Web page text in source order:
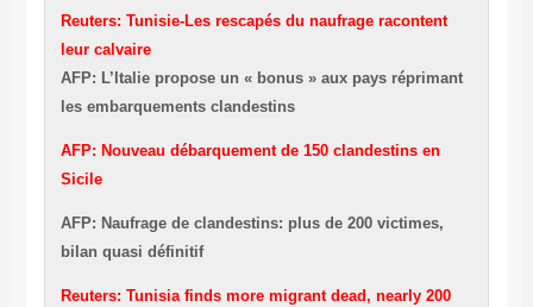
Reuters: Tunisie-Les rescapés du naufrage racontent
leur calvaire
AFP: L’Italie propose un « bonus » aux pays réprimant
les embarquements clandestins
AFP: Nouveau débarquement de 150 clandestins en
Sicile
AFP: Naufrage de clandestins: plus de 200 victimes,
bilan quasi définitif
Reuters: Tunisia finds more migrant dead, nearly 200